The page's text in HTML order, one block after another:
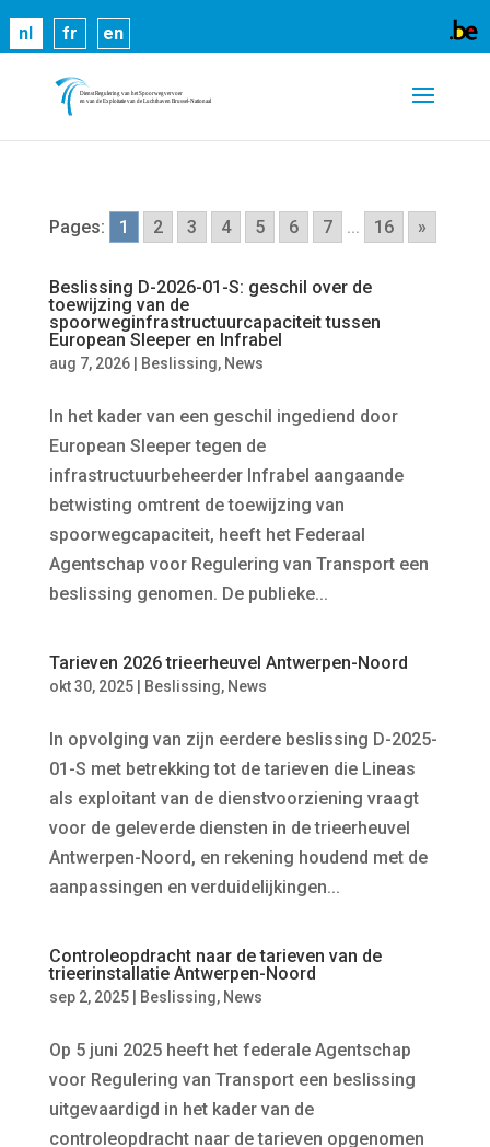
nl fr en
Pages: 1 2 3 4 5 6 7 ... 16 »
Beslissing D-2026-01-S: geschil over de
toewijzing van de
spoorweginfrastructuurcapaciteit tussen
European Sleeper en Infrabel
aug 7, 2026| Beslissing, News
In het kader van een geschil ingediend door
European Sleeper tegen de
infrastructuurbeheerder Infrabel aangaande
betwisting omtrent de toewijzing van
spoorwegcapaciteit, heeft het Federaal
Agentschap voor Regulering van Transport een
beslissing genomen. De publieke...
Tarieven 2026 trieerheuvel Antwerpen-Noord
okt 30, 2025| Beslissing, News
In opvolging van zijn eerdere beslissing D-2025-
01-S met betrekking tot de tarieven die Lineas
als exploitant van de dienstvoorziening vraagt
voor de geleverde diensten in de trieerheuvel
Antwerpen-Noord, en rekening houdend met de
aanpassingen en verduidelijkingen...
Controleopdracht naar de tarieven van de
trieerinstallatie Antwerpen-Noord
sep 2, 2025| Beslissing, News
Op 5 juni 2025 heeft het federale Agentschap
voor Regulering van Transport een beslissing
uitgevaardigd in het kader van de
controleopdracht naar de tarieven opgenomen
Cookies helpen ons bij het leveren van onze
diensten. Door gebruik te maken van onze diensten,
gaat u akkoord met ons gebruik van cookies.
informatie